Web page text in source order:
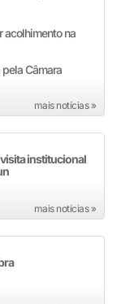
acolhimento na
Câmara
mais notícias »
institucional
mais notícias »